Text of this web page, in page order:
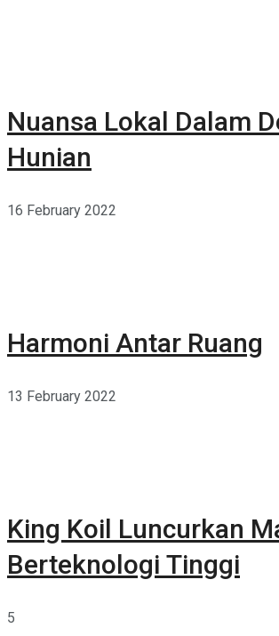
Nuansa Lokal Dalam
Hunian
16 February 2022
Harmoni Antar Ruang
13 February 2022
King Koil Luncurkan
Berteknologi Tinggi
5